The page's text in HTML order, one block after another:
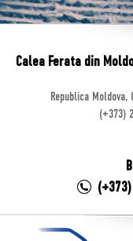
Calea Ferata din
Republica
(+373)
(+373)